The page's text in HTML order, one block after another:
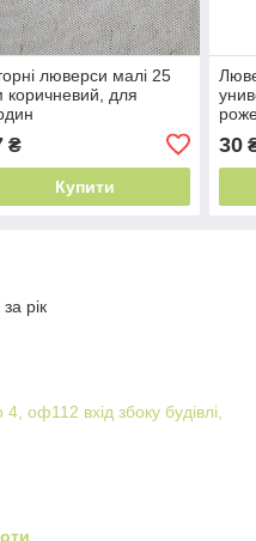
люверси малі 25
коричневий, для
₴
Купити
30
рік
оф112 вхід збоку будівлі,